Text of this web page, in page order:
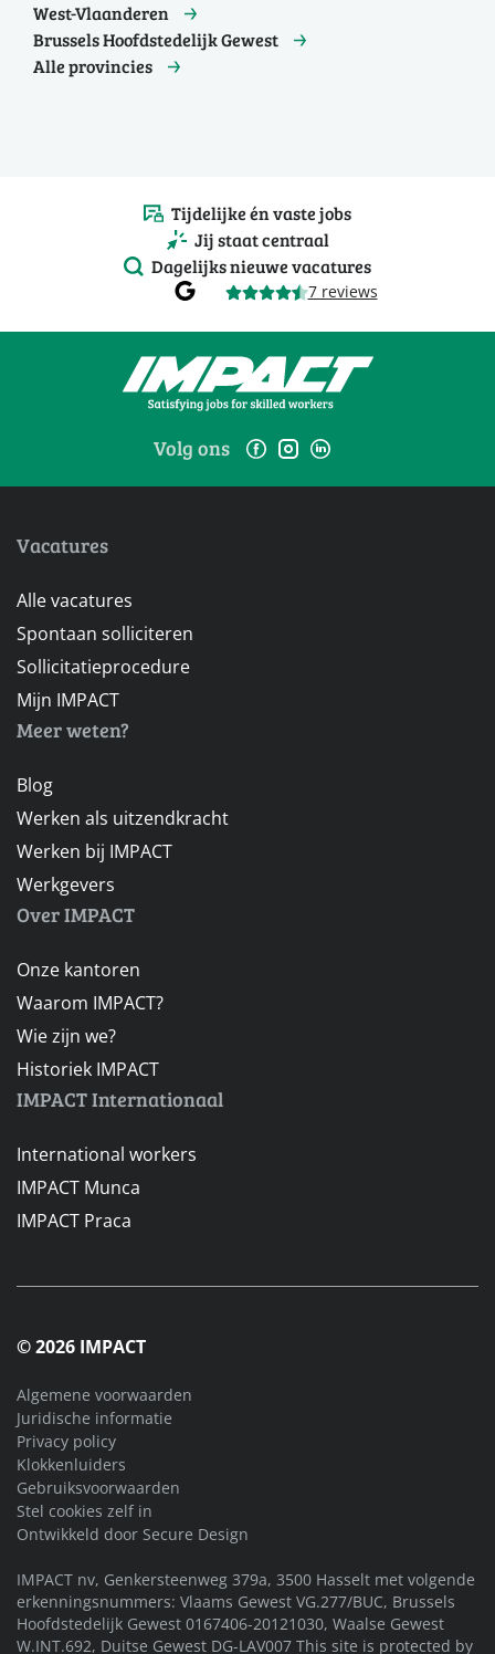
West-Vlaanderen
Brussels Hoofdstedelijk Gewest
Alle provincies
Tijdelijke én vaste jobs
Jij staat centraal
Dagelijks nieuwe vacatures
7 reviews
Volg ons
Vacatures
Alle vacatures
Spontaan solliciteren
Sollicitatieprocedure
Mijn IMPACT
Meer weten?
Blog
Werken als uitzendkracht
Werken bij IMPACT
Werkgevers
Over IMPACT
Onze kantoren
Waarom IMPACT?
Wie zijn we?
Historiek IMPACT
IMPACT Internationaal
International workers
IMPACT Munca
IMPACT Praca
© 2026 IMPACT
Algemene voorwaarden
Juridische informatie
Privacy policy
Klokkenluiders
Gebruiksvoorwaarden
Stel cookies zelf in
Ontwikkeld door Secure Design
IMPACT nv, Genkersteenweg 379a, 3500 Hasselt met volgende
erkenningsnummers: Vlaams Gewest VG.277/BUC, Brussels
Hoofdstedelijk Gewest 0167406-20121030, Waalse Gewest
W.INT.692, Duitse Gewest DG-LAV007 This site is protected by